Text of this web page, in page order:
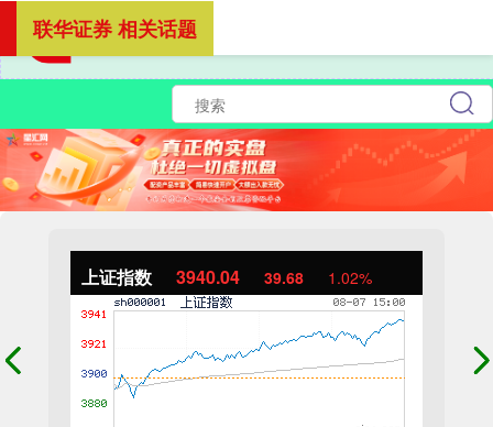
上证指数 3940.04 39.68 1.02%
联华证券 相关话题